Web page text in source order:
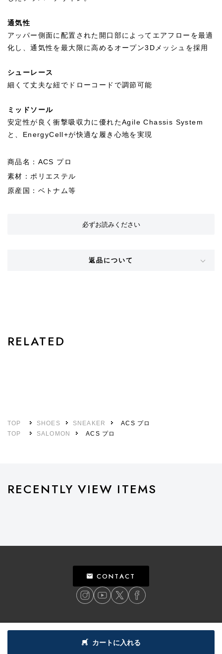
通気性
アッパー側面に配置された開口部によってエアフローを最適
化し、通気性を最大限に高めるオープン3Dメッシュを採用
シューレース
細くて丈夫な紐でドローコードで調節可能
ミッドソール
安定性が良く衝撃吸収力に優れたAgile Chassis System
と、EnergyCell+が快適な履き心地を実現
商品名：ACS プロ
素材：ポリエステル
原産国：ベトナム等
必ずお読みください
返品について
カートに入れる
RELATED
TOP SHOES SNEAKER
ACS プロ
TOP
SALOMON ACS プロ
RECENTLY VIEW ITEMS
CONTACT
特定商取引法による表記
利用規約
©2018 BILLY’S ENT